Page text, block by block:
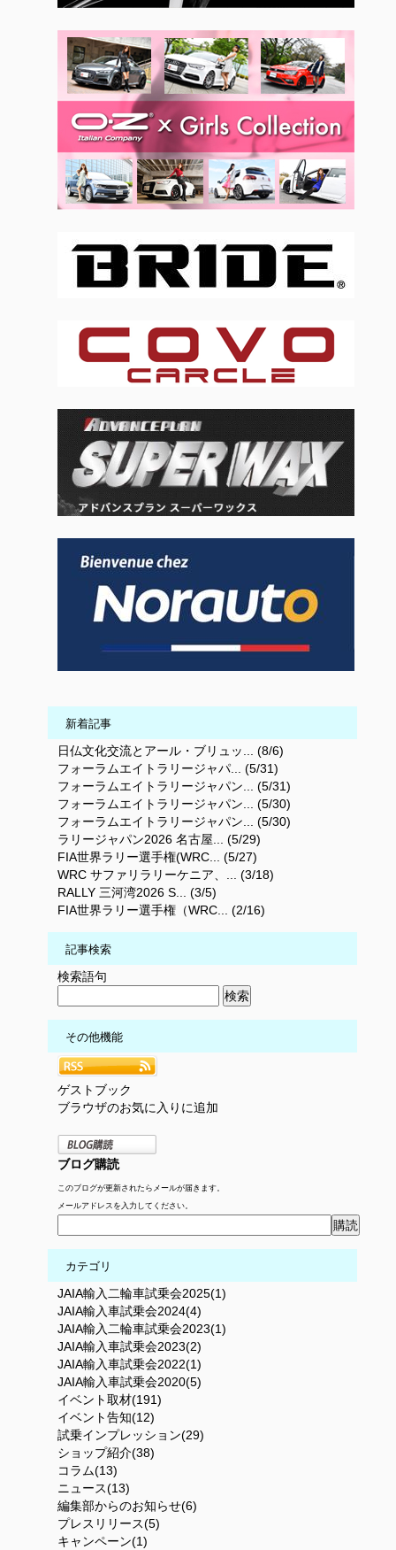
新着記事
日仏文化交流とアール・ブリュッ... (8/6)
フォーラムエイトラリージャパ... (5/31)
フォーラムエイトラリージャパン... (5/31)
フォーラムエイトラリージャパン... (5/30)
フォーラムエイトラリージャパン... (5/30)
ラリージャパン2026 名古屋... (5/29)
FIA世界ラリー選手権(WRC... (5/27)
WRC サファリラリーケニア、... (3/18)
RALLY 三河湾2026 S... (3/5)
FIA世界ラリー選手権（WRC... (2/16)
記事検索
検索語句
その他機能
ゲストブック
ブラウザのお気に入りに追加
ブログ購読
このブログが更新されたらメールが届きます。
メールアドレスを入力してください。
カテゴリ
JAIA輸入二輪車試乗会2025(1)
JAIA輸入車試乗会2024(4)
JAIA輸入二輪車試乗会2023(1)
JAIA輸入車試乗会2023(2)
JAIA輸入車試乗会2022(1)
JAIA輸入車試乗会2020(5)
イベント取材(191)
イベント告知(12)
試乗インプレッション(29)
ショップ紹介(38)
コラム(13)
ニュース(13)
編集部からのお知らせ(6)
プレスリリース(5)
キャンペーン(1)